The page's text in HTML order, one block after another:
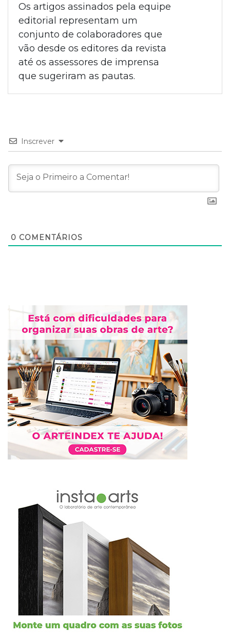
Os artigos assinados pela equipe
editorial representam um
conjunto de colaboradores que
vão desde os editores da revista
até os assessores de imprensa
que sugeriram as pautas.
Inscrever
0 COMENTÁRIOS